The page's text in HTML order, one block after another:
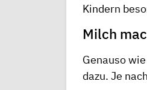
Kindern
Milch
Genauso
dazu. Je